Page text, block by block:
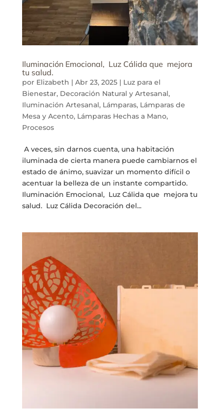
Iluminación Emocional, Luz Cálida que mejora
tu salud.
por Elizabeth | Abr 23, 2025| Luz para el
Bienestar, Decoración Natural y Artesanal,
Iluminación Artesanal, Lámparas, Lámparas de
Mesa y Acento, Lámparas Hechas a Mano,
Procesos
A veces, sin darnos cuenta, una habitación
iluminada de cierta manera puede cambiarnos el
estado de ánimo, suavizar un momento difícil o
acentuar la belleza de un instante compartido.
Iluminación Emocional, Luz Cálida que mejora tu
salud. Luz Cálida Decoración del...